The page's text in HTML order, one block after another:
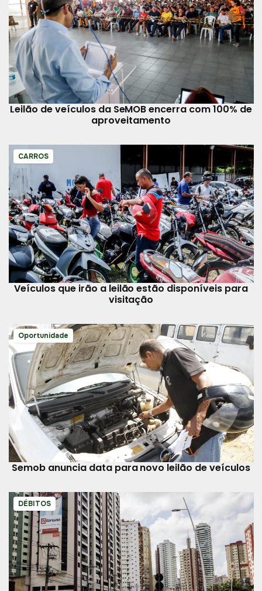
Leilão de veículos da SeMOB encerra com 100% de
aproveitamento
CARROS
Veículos que irão a leilão estão disponíveis para
visitação
Oportunidade
Semob anuncia data para novo leilão de veículos
DÉBITOS